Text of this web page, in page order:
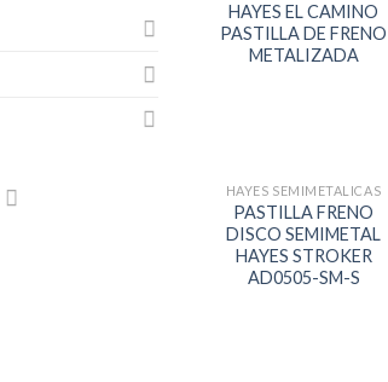
HAYES EL CAMINO
PASTILLA DE FRENO
METALIZADA
HAYES SEMIMETALICAS
PASTILLA FRENO
DISCO SEMIMETAL
HAYES STROKER
AD0505-SM-S